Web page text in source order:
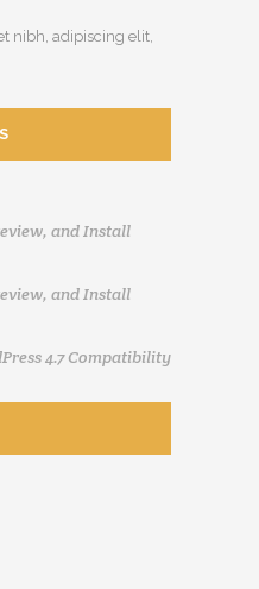
nibh, adipiscing elit,
and Install
and Install
4.7 Compatibility